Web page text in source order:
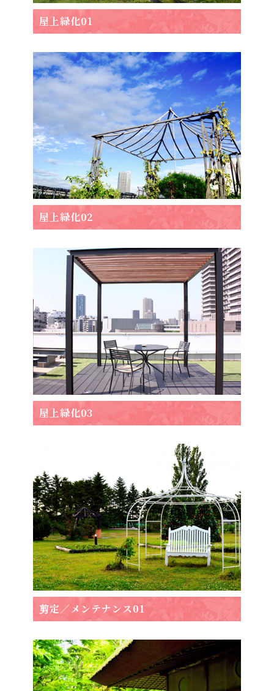
屋上緑化01
屋上緑化02
屋上緑化03
剪定／メンテナンス01